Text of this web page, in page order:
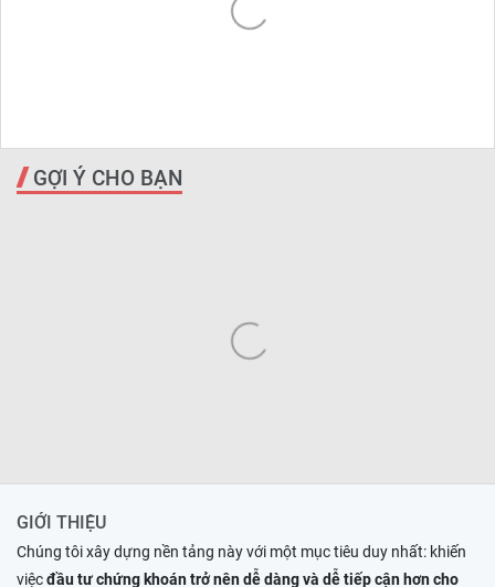
GỢI Ý CHO BẠN
GIỚI THIỆU
Chúng tôi xây dựng nền tảng này với một mục tiêu duy nhất: khiến
việcđầu tư chứng khoán trở nên dễ dàng và dễ tiếp cận hơn cho